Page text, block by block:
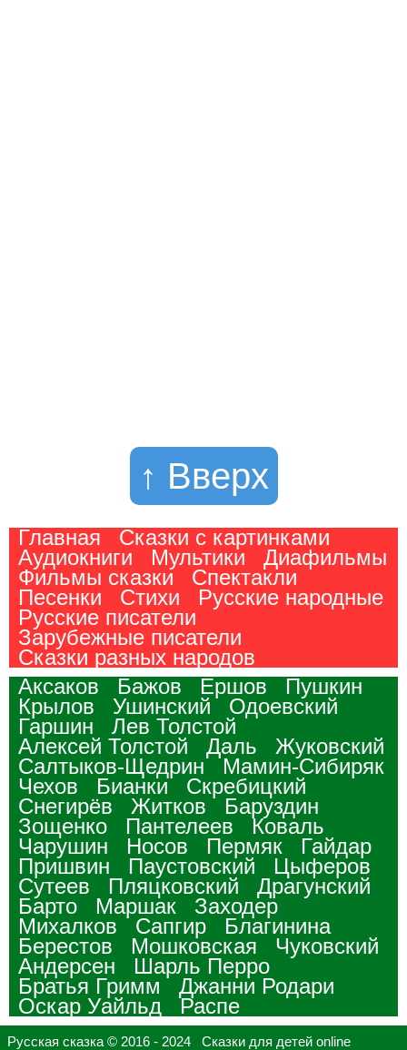
↑ Вверх
Главная
Сказки с картинками
Аудиокниги
Мультики
Диафильмы
Фильмы сказки
Спектакли
Песенки
Стихи
Русские народные
Русские писатели
Зарубежные писатели
Сказки разных народов
Аксаков
Бажов Ершов
Пушкин
Крылов
Ушинский
Одоевский
Гаршин
Лев Толстой
Алексей Толстой
Даль
Жуковский
Салтыков-Щедрин
Мамин-Сибиряк
Чехов
Бианки
Скребицкий
Снегирёв
Житков
Баруздин
Зощенко
Пантелеев
Коваль
Чарушин
Носов Пермяк
Гайдар
Пришвин
Паустовский
Цыферов
Сутеев
Пляцковский
Драгунский
Барто
Маршак
Заходер
Михалков
Сапгир
Благинина
Берестов
Мошковская
Чуковский
Андерсен
Шарль Перро
Братья Гримм
Джанни Родари
Оскар Уайльд
Распе
Русская сказка © 2016 - 2024 Сказки для детей online